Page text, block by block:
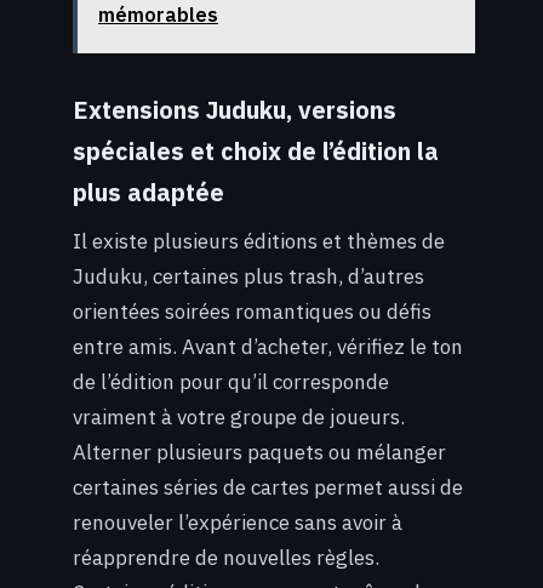
mémorables
Extensions Juduku, versions
spéciales et choix de l’édition la
plus adaptée
Il existe plusieurs éditions et thèmes de
Juduku, certaines plus trash, d’autres
orientées soirées romantiques ou défis
entre amis. Avant d’acheter, vérifiez le ton
de l’édition pour qu’il corresponde
vraiment à votre groupe de joueurs.
Alterner plusieurs paquets ou mélanger
certaines séries de cartes permet aussi de
renouveler l’expérience sans avoir à
réapprendre de nouvelles règles.